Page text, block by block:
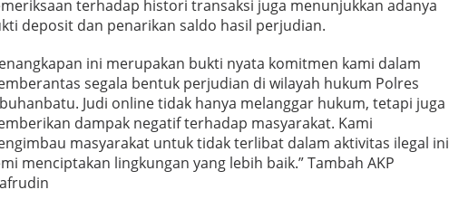
terhadap histori transaksi juga menunjukkan adanya
deposit dan penarikan saldo hasil perjudian.
ini merupakan bukti nyata komitmen kami dalam
segala bentuk perjudian di wilayah hukum Polres
Judi online tidak hanya melanggar hukum, tetapi juga
dampak negatif terhadap masyarakat. Kami
masyarakat untuk tidak terlibat dalam aktivitas ilegal ini
menciptakan lingkungan yang lebih baik.” Tambah AKP